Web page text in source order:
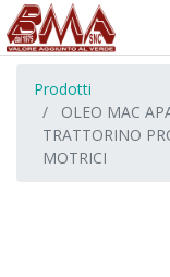
Prodotti
OLEO MAC
TRATTORINO
MOTRICI